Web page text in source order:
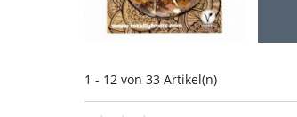
1 - 12 von 33 Artikel(n)